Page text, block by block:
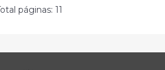
páginas: 11